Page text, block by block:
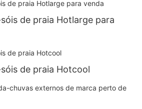
de praia Hotlarge para
de praia Hotcool